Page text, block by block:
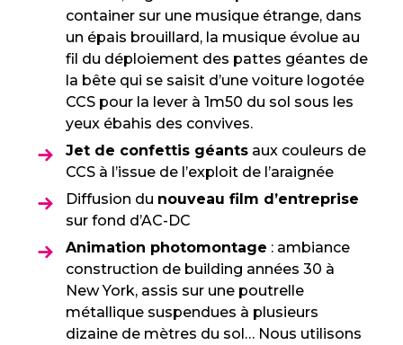
container sur une musique étrange, dans
un épais brouillard, la musique évolue au
fil du déploiement des pattes géantes de
la bête qui se saisit d’une voiture logotée
CCS pour la lever à 1m50 du sol sous les
yeux ébahis des convives.
Jet de confettis géants aux couleurs de
CCS à l’issue de l’exploit de l’araignée
Diffusion du nouveau film d’entreprise
sur fond d’AC-DC
Animation photomontage : ambiance
construction de building années 30 à
New York, assis sur une poutrelle
métallique suspendues à plusieurs
dizaine de mètres du sol… Nous utilisons